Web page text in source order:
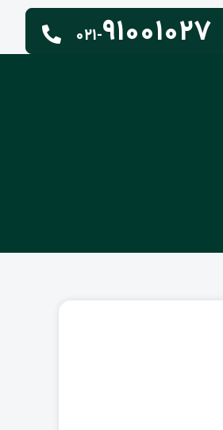
021-91001027